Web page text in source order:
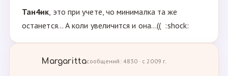
Тан4ик, это при учете, чо минималка та же
останется... А коли увеличится и она...(( :shock:
Margarittaсообщений: 4830 · с 2009 г.